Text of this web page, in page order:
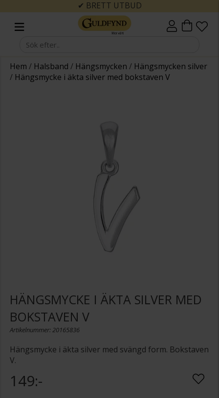
✔ BRETT UTBUD
Hem / Halsband / Hängsmycken / Hängsmycken silver
/ Hängsmycke i äkta silver med bokstaven V
HÄNGSMYCKE I ÄKTA SILVER MED
BOKSTAVEN V
Artikelnummer: 20165836
Hängsmycke i äkta silver med svängd form. Bokstaven
V.
149:-